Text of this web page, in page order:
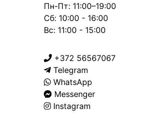
Пн-Пт: 11:00–19:00
Сб: 10:00 - 16:00
Вс: 11:00 - 15:00
+372 56567067
Telegram
WhatsApp
Messenger
Instagram